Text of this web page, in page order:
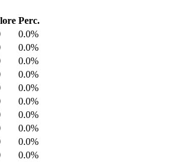
Perc.
0.0%
0.0%
0.0%
0.0%
0.0%
0.0%
0.0%
0.0%
0.0%
0.0%